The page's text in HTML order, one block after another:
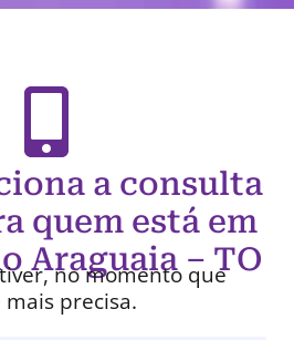
a consulta
quem está em
Araguaia – TO
no momento que
mais precisa.